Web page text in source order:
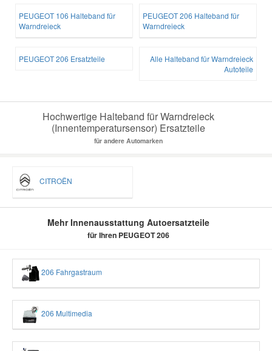
PEUGEOT 106 Halteband für
Warndreieck
PEUGEOT 206 Halteband für
Warndreieck
PEUGEOT 206 Ersatzteile
Alle Halteband für Warndreieck
Autoteile
Hochwertige Halteband für Warndreieck
(Innentemperatursensor) Ersatzteile
für andere Automarken
CITROËN
Mehr Innenausstattung Autoersatzteile
für Ihren PEUGEOT 206
206 Fahrgastraum
206 Multimedia